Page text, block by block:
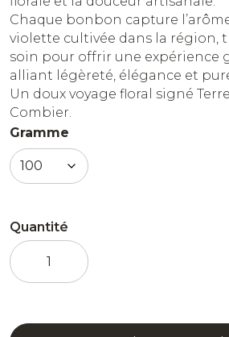
Chaque bonbon capture
violette cultivée dans la région,
soin pour offrir une expérience
alliant légèreté, élégance et
Un doux voyage floral signé
Combier.
Gramme
Quantité
quantité
de
Bonbons